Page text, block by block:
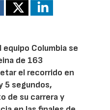
Columbia se
de 163
el recorrido en
5 segundos,
de su carrera y